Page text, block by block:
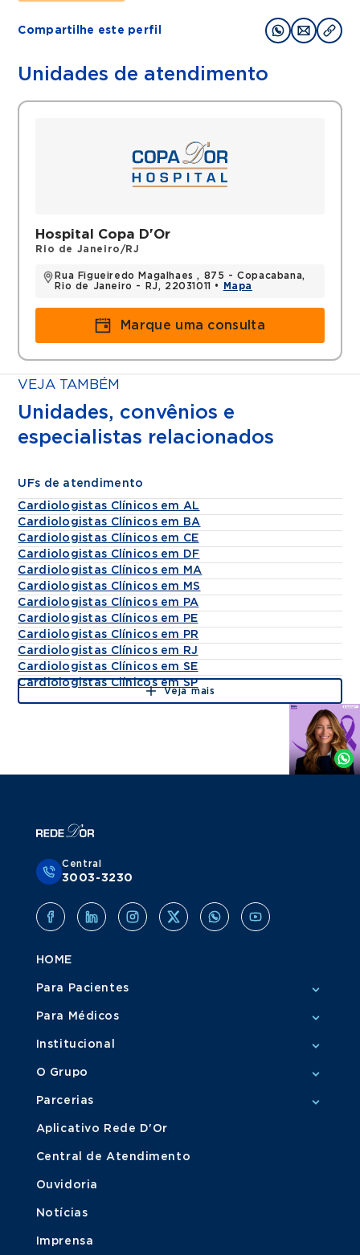
Compartilhe este perfil
Unidades de atendimento
Hospital Copa D'Or
Rio de Janeiro/RJ
Rua Figueiredo Magalhaes , 875 - Copacabana,
Rio de Janeiro - RJ, 22031011 •
Mapa
Marque uma consulta
VEJA TAMBÉM
Unidades, convênios e
especialistas relacionados
UFs de atendimento
Cardiologistas Clínicos em AL
Cardiologistas Clínicos em BA
Cardiologistas Clínicos em CE
Cardiologistas Clínicos em DF
Cardiologistas Clínicos em MA
Cardiologistas Clínicos em MS
Cardiologistas Clínicos em PA
Cardiologistas Clínicos em PE
Cardiologistas Clínicos em PR
Cardiologistas Clínicos em RJ
Cardiologistas Clínicos em SE
Cardiologistas Clínicos em SP
Veja mais
Agende
Whatsapp
Central
3003-3230
HOME
Para Pacientes
Para Médicos
Institucional
O Grupo
Parcerias
Aplicativo Rede D'Or
Central de Atendimento
Ouvidoria
Notícias
Imprensa